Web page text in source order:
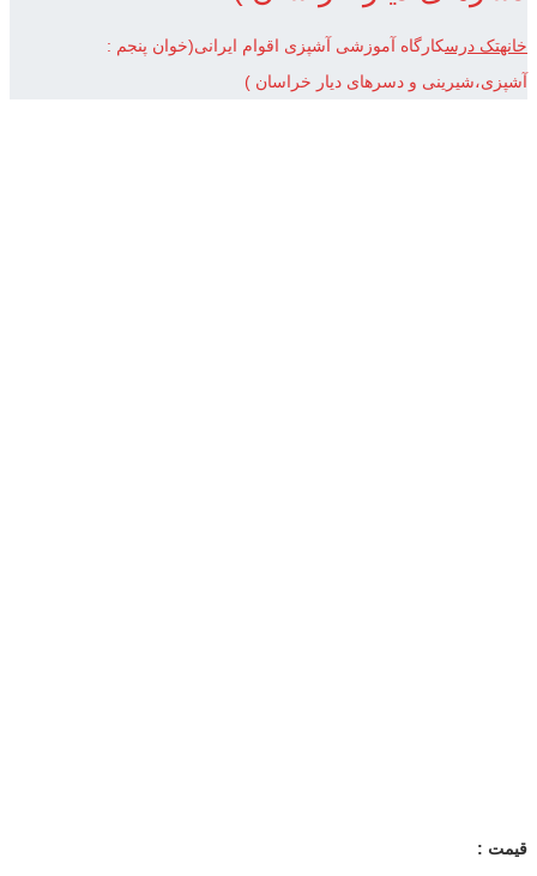
خانهتک درسکارگاه آموزشی آشپزی اقوام ایرانی(خوان پنجم :
آشپزی،شیرینی و دسرهای دیار خراسان )
قیمت :